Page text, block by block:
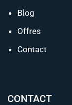
Blog
Offres
Contact
CONTACT